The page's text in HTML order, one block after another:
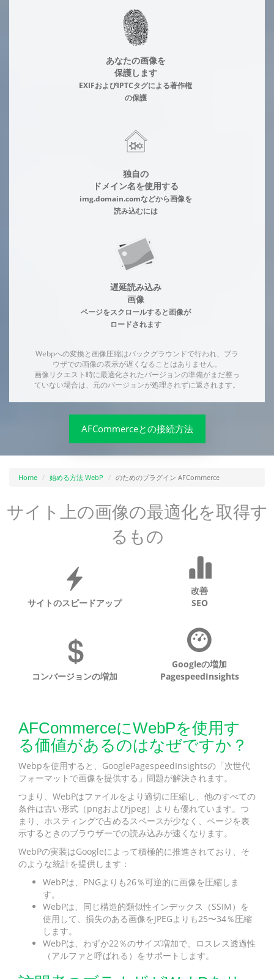
あなたの画像を
保護します
EXIFおよびIPTCタグによる著作権
の保護
独自の
ドメイン名を使用する
img.domain.comなどから画像を
読み込むには
遅延読み込み
画像
ページをスクロールすると画像が
ロードされます
Webpへの変換と画像圧縮はバックグラウンドで行われ、ブラ
ウザでの画像の表示が遅くなることはありません。
画像リクエスト時に最適化されたバージョンの準備がまだ整っ
ていない場合は、元のバージョンが処理されずに返されます。
AFCommerceとの接続方法
Home 始める方法 WebP のためのプラグイン AFCommerce
サイト上の画像の最適化を取得す
るもの
サイトのスピードアップ
改善
SEO
コンバージョンの増加
Googleの増加
PagespeedInsights
AFCommerceにWebPを使用す
る価値があるのはなぜですか？
Webpを使用すると、GooglePagespeedInsightsの「次世代
フォーマットで画像を提供する」問題が解決されます。
つまり、WebPはファイルをより適切に圧縮し、他のすべての
条件は古い形式（pngおよびjpeg）よりも優れています。つ
まり、ホスティングで占めるスペースが少なく、ページを表
示するときのブラウザーでの読み込みが速くなります。
WebPの実装はGoogleによって積極的に推進されており、そ
のような統計を提供します：
WebPは、PNGよりも26％可逆的に画像を圧縮しま
す。
WebPは、同じ構造的類似性インデックス（SSIM）を
使用して、損失のある画像をJPEGよりも25〜34％圧縮
します。
WebPは、わずか22％のサイズ増加で、ロスレス透過性
（アルファと呼ばれる）をサポートします。